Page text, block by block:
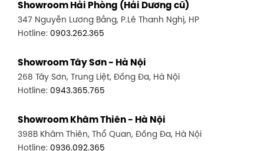
Showroom Thuận An - Bình Dương
66 đường DT743, An Phú, Thuận An, Bình Dương
Showroom Biên Hòa - Đồng Nai
452 Nguyễn Ái Quốc, Tân Tiến, TP. Biên Hòa, Đồng Nai
Hotline:0943.960.966
Showroom Buôn Ma Thuột
Hotline:0934.02.18.18
Showroom Hải Phòng (Hải Dương cũ)
347 Nguyễn Lương Bằng, P.Lê Thanh Nghị, HP
Hotline: 0903.262.365
Showroom Tây Sơn - Hà Nội
268 Tây Sơn, Trung Liệt, Đống Đa, Hà Nội
Hotline: 0943.365.765
Showroom Khâm Thiên - Hà Nội
398B Khâm Thiên, Thổ Quan, Đống Đa, Hà Nội
Hotline: 0936.092.365